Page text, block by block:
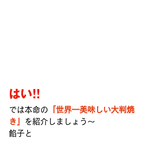
はい!!
では本命の 「世界一美味しい大判焼
き」
を紹介しましょう～
餡子と